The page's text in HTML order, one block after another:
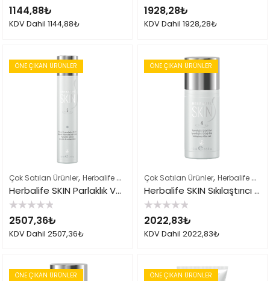
5
üzerinden
0
oy
1144,88₺
KDV Dahil 1144,88₺
5
üzerinden
0
oy
1928,28₺
KDV Dahil 1928,28₺
ÖNE ÇIKAN ÜRÜNLER
Çok Satılan Ürünler, Herbalife Cilt Bakımı Skin Ürünleri ,Herbalife Ürün
Herbalife SKIN Parlaklık Veren Günlük Nemlendirici
5
üzerinden
0
oy
2507,36₺
KDV Dahil 2507,36₺
ÖNE ÇIKAN ÜRÜNLER
Çok Satılan Ürünler, Herbalife Cilt Bakımı Skin Ürünleri
Herbalife SKIN Sıkılaştırıcı Göz Jeli
5
üzerinden
0
oy
2022,83₺
KDV Dahil 2022,83₺
ÖNE ÇIKAN ÜRÜNLER ÖNE ÇIKAN ÜRÜNLER